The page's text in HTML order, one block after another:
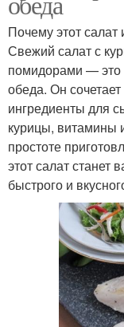
Почему этот
Свежий салат с
помидорами —
обеда. Он
ингредиенты для
курицы, витамины
простоте
этот салат
быстрого и